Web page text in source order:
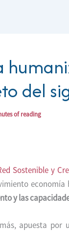
del
of reading
Sostenible y
economía
y las
apuesta por